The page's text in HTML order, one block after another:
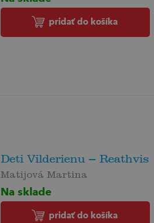
pridať do košíka
Deti Vilderienu – Reathvis
Matijová Martina
Na sklade
pridať do košíka